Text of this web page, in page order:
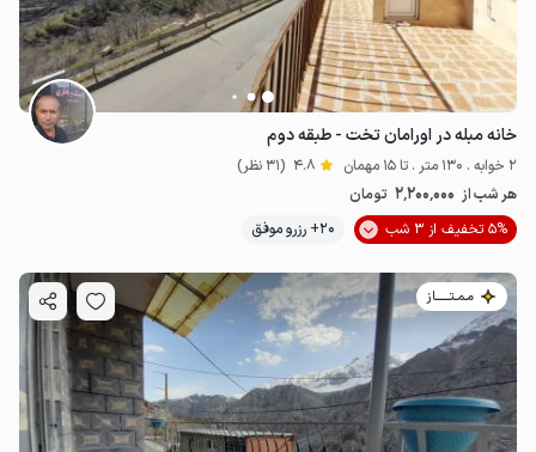
2.8میلیون ت 4.8
خانه مبله در اورامان تخت - طبقه دوم
2 خوابه . 130 متر . تا 15 مهمان 4.8 (31 نظر)
هر شب از 2٬200٬000 تومان
5% تخفیف از 3 شب
20+ رزرو موفق
مـمـتــــــاز